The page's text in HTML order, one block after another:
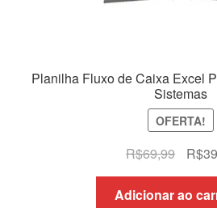
Planilha Fluxo de Caixa Excel
Sistemas
OFERTA!
R$69,99
O
preço
R$
Adicionar ao